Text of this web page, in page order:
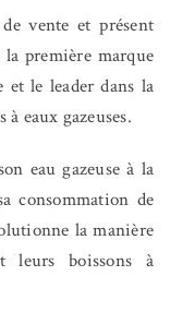
vente et présent
la première marque
et le leader dans la
eaux gazeuses.
eau gazeuse à la
consommation de
la manière
leurs boissons à